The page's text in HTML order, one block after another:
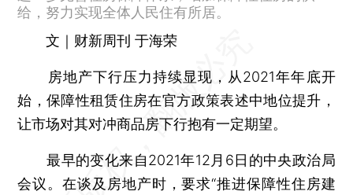
给，努力实现全体人民住有所居。
文｜财新周刊 于海荣
房地产下行压力持续显现，从2021年年底开
始，保障性租赁住房在官方政策表述中地位提升，
让市场对其对冲商品房下行抱有一定期望。
最早的变化来自2021年12月6日的中央政治局
会议。在谈及房地产时，要求“推进保障性住房建